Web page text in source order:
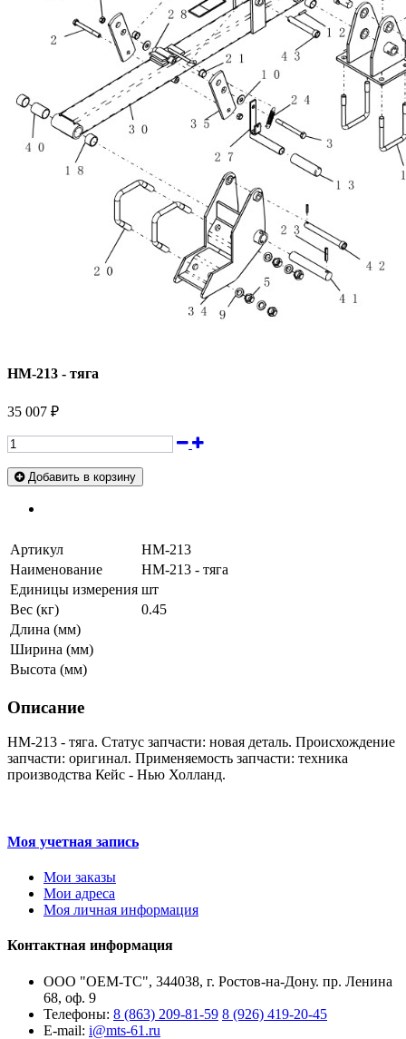
HM-213 - тяга
35 007 ₽
Добавить в корзину
Артикул
HM-213
Наименование
HM-213 - тяга
Единицы измерения шт
Вес (кг)
0.45
Длина (мм)
Ширина (мм)
Высота (мм)
Описание
HM-213 - тяга. Статус запчасти: новая деталь. Происхождение
запчасти: оригинал. Применяемость запчасти: техника
производства Кейс - Нью Холланд.
Моя учетная запись
Мои заказы
Мои адреса
Моя личная информация
Контактная информация
ООО "ОЕМ-ТС", 344038, г. Ростов-на-Дону. пр. Ленина
68, оф. 9
Телефоны: 8 (863) 209-81-59 8 (926) 419-20-45
E-mail: i@mts-61.ru